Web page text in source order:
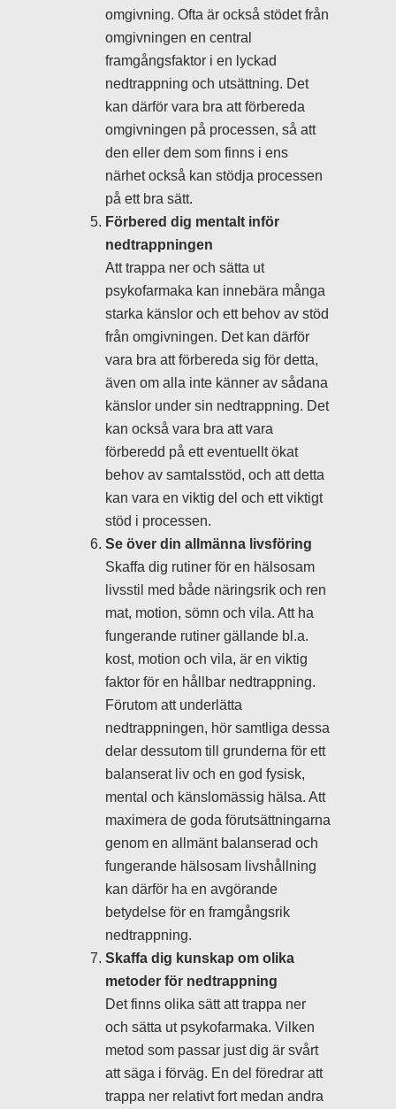
omgivning. Ofta är också stödet från
omgivningen en central
framgångsfaktor i en lyckad
nedtrappning och utsättning. Det
kan därför vara bra att förbereda
omgivningen på processen, så att
den eller dem som finns i ens
närhet också kan stödja processen
på ett bra sätt.
Förbered dig mentalt inför
nedtrappningen
Att trappa ner och sätta ut
psykofarmaka kan innebära många
starka känslor och ett behov av stöd
från omgivningen. Det kan därför
vara bra att förbereda sig för detta,
även om alla inte känner av sådana
känslor under sin nedtrappning. Det
kan också vara bra att vara
förberedd på ett eventuellt ökat
behov av samtalsstöd, och att detta
kan vara en viktig del och ett viktigt
stöd i processen.
Se över din allmänna livsföring
Skaffa dig rutiner för en hälsosam
livsstil med både näringsrik och ren
mat, motion, sömn och vila. Att ha
fungerande rutiner gällande bl.a.
kost, motion och vila, är en viktig
faktor för en hållbar nedtrappning.
Förutom att underlätta
nedtrappningen, hör samtliga dessa
delar dessutom till grunderna för ett
balanserat liv och en god fysisk,
mental och känslomässig hälsa. Att
maximera de goda förutsättningarna
genom en allmänt balanserad och
fungerande hälsosam livshållning
kan därför ha en avgörande
betydelse för en framgångsrik
nedtrappning.
Skaffa dig kunskap om olika
metoder för nedtrappning
Det finns olika sätt att trappa ner
och sätta ut psykofarmaka. Vilken
metod som passar just dig är svårt
att säga i förväg. En del föredrar att
trappa ner relativt fort medan andra